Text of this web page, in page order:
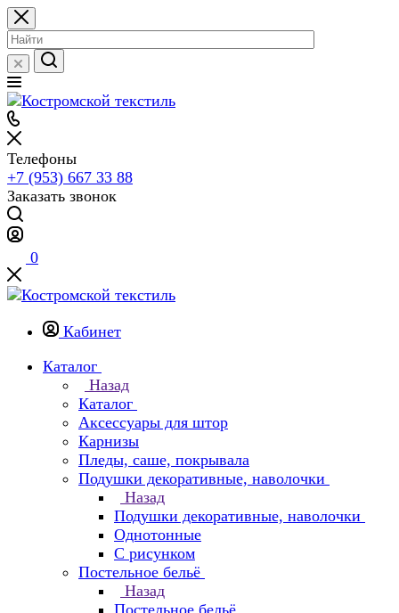
Телефоны
+7 (953) 667 33 88
Заказать звонок
0
Кабинет
Каталог
Назад
Каталог
Аксессуары для штор
Карнизы
Пледы, саше, покрывала
Подушки декоративные, наволочки
Назад
Подушки декоративные, наволочки
Однотонные
С рисунком
Постельное бельё
Назад
Постельное бельё